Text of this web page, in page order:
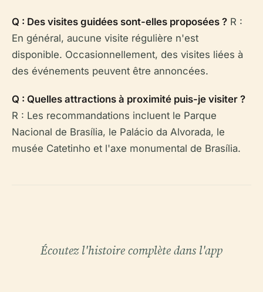
Q : Des visites guidées sont-elles proposées ? R :
En général, aucune visite régulière n'est
disponible. Occasionnellement, des visites liées à
des événements peuvent être annoncées.
Q : Quelles attractions à proximité puis-je visiter ?
R : Les recommandations incluent le Parque
Nacional de Brasília, le Palácio da Alvorada, le
musée Catetinho et l'axe monumental de Brasília.
Écoutez l'histoire complète dans l'app